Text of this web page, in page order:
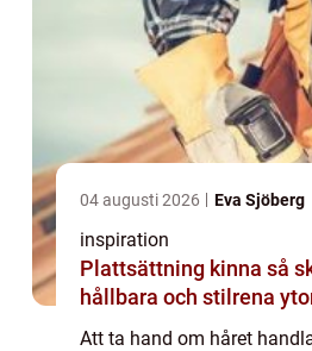
04 augusti 2026 Eva Sjöberg
inspiration
Plattsättning kinna så skapar du
hållbara och stilrena
Att ta hand om håret